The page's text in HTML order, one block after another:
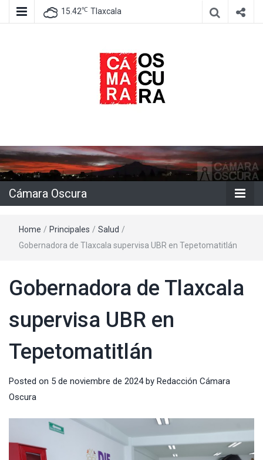
15.42℃ Tlaxcala
Cámara
Oscura
Cámara Oscura
Home / Principales / Salud /
Gobernadora de Tlaxcala supervisa UBR en Tepetomatitlán
Gobernadora de Tlaxcala
supervisa UBR en
Tepetomatitlán
Posted on 5 de noviembre de 2024by Redacción Cámara
Oscura